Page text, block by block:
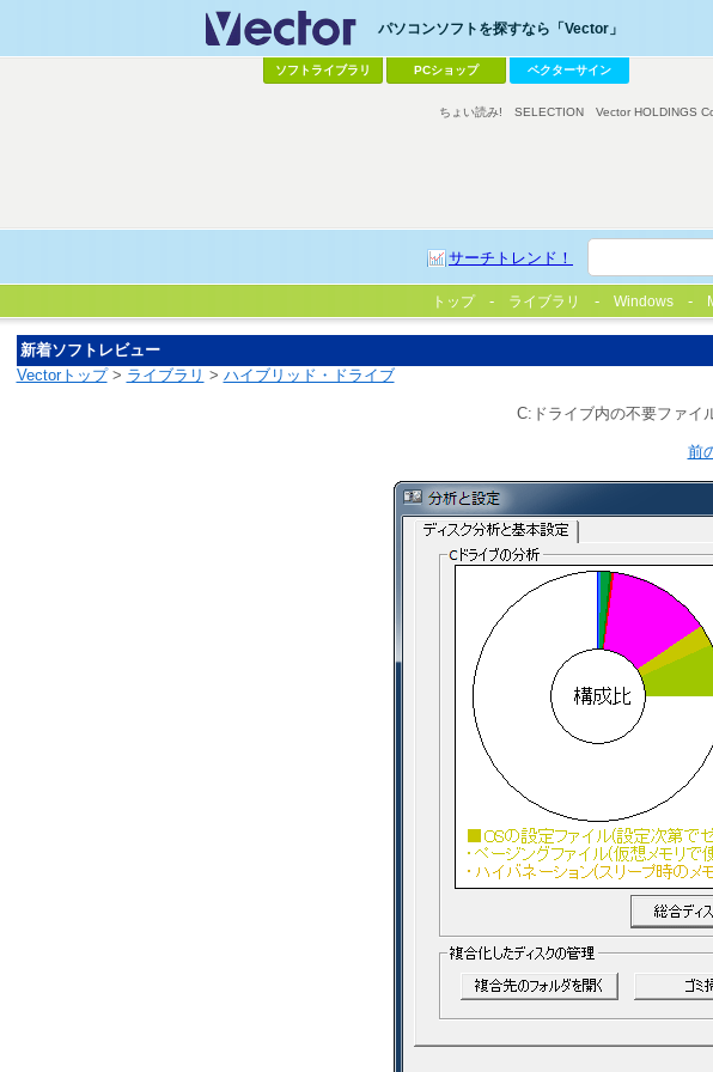
パソコンソフトを探すなら「Vector」
ソフトライブラリ PCショップ ベクターサイン
サーチトレンド！
ちょい読み! SELECTION Vector HOLDINGS
トップ ライブラリ Windows
新着ソフトレビュー
Vectorトップ> ライブラリ > ハイブリッド・ドライブ
C:ドライブ内の不要ファイ
前